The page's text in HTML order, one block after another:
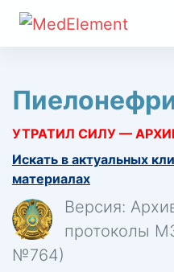
УТРАТИЛ СИЛУ —
Искать в актуальных
материалах
Версия:
протоколы
№764)